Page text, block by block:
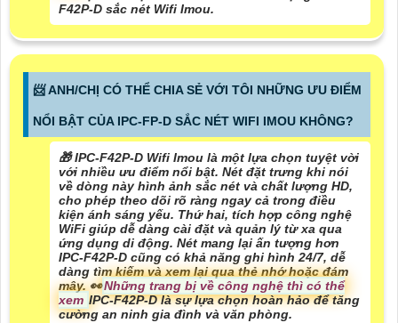
F42P-D sắc nét Wifi Imou.
📨 ANH/CHỊ CÓ THỂ CHIA SẺ VỚI TÔI NHỮNG ƯU ĐIỂM
NỔI BẬT CỦA IPC-FP-D SẮC NÉT WIFI IMOU KHÔNG?
🎁 IPC-F42P-D Wifi Imou là một lựa chọn tuyệt vời
với nhiều ưu điểm nổi bật. Nét đặt trưng khi nói
về dòng này hình ảnh sắc nét và chất lượng HD,
cho phép theo dõi rõ ràng ngay cả trong điều
kiện ánh sáng yếu. Thứ hai, tích hợp công nghệ
WiFi giúp dễ dàng cài đặt và quản lý từ xa qua
ứng dụng di động. Nét mang lại ấn tượng hơn
IPC-F42P-D cũng có khả năng ghi hình 24/7, dễ
dàng tìm kiếm và xem lại qua thẻ nhớ hoặc đám
mây. ️👀Những trang bị về công nghệ thì có thể
xem IPC-F42P-D là sự lựa chọn hoàn hảo để tăng
cường an ninh gia đình và văn phòng.